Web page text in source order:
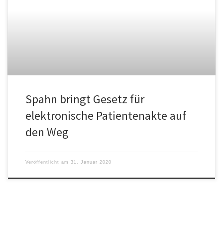
Spahn bringt Gesetz für
elektronische Patientenakte auf
den Weg
Veröffentlicht am 31. Januar 2020